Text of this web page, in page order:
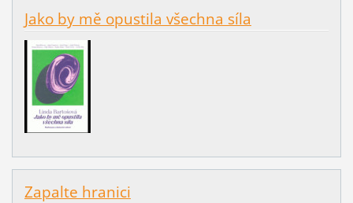
Jako by mě opustila všechna síla
Zapalte hranici